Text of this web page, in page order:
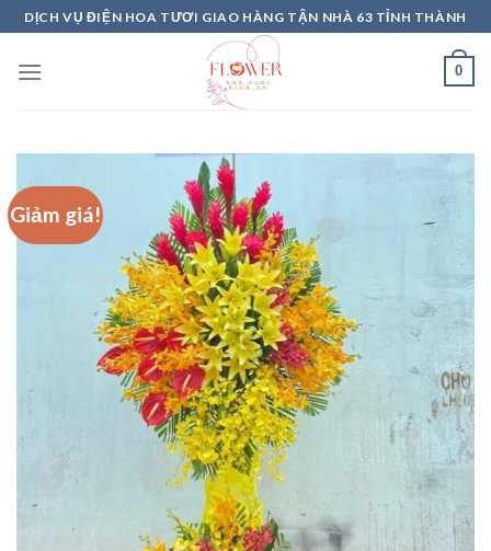
Skip
to
content
DỊCH VỤ ĐIỆN HOA TƯƠI GIAO HÀNG TẬN NHÀ 63 TỈNH THÀNH
0
Giảm giá!